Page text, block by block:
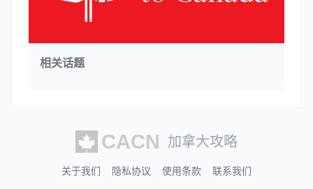
相关话题
加拿大攻略
关于我们 隐私协议 使用条款 联系我们